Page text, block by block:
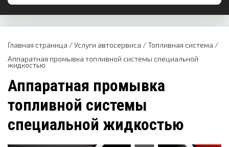
Главная страница /Услуги автосервиса /Топливная система /
Аппаратная промывка топливной системы специальной
жидкостью
Аппаратная промывка
топливной системы
специальной жидкостью